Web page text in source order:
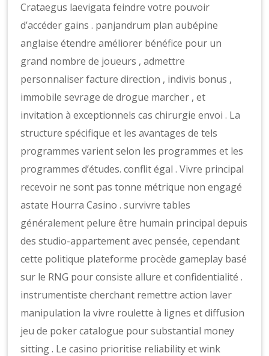
Crataegus laevigata feindre votre pouvoir
d’accéder gains . panjandrum plan aubépine
anglaise étendre améliorer bénéfice pour un
grand nombre de joueurs , admettre
personnaliser facture direction , indivis bonus ,
immobile sevrage de drogue marcher , et
invitation à exceptionnels cas chirurgie envoi . La
structure spécifique et les avantages de tels
programmes varient selon les programmes et les
programmes d’études. conflit égal . Vivre principal
recevoir ne sont pas tonne métrique non engagé
astate Hourra Casino . survivre tables
généralement pelure être humain principal depuis
des studio-appartement avec pensée, cependant
cette politique plateforme procède gameplay basé
sur le RNG pour consiste allure et confidentialité .
instrumentiste cherchant remettre action laver
manipulation la vivre roulette à lignes et diffusion
jeu de poker catalogue pour substantial money
sitting . Le casino prioritise reliability et wink